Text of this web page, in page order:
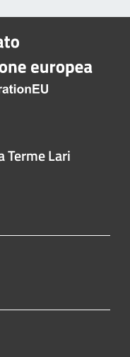
Terme Lari